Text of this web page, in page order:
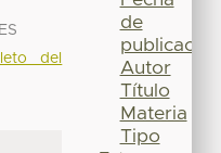
del
de
publicación
Autor
Título
Materia
Tipo